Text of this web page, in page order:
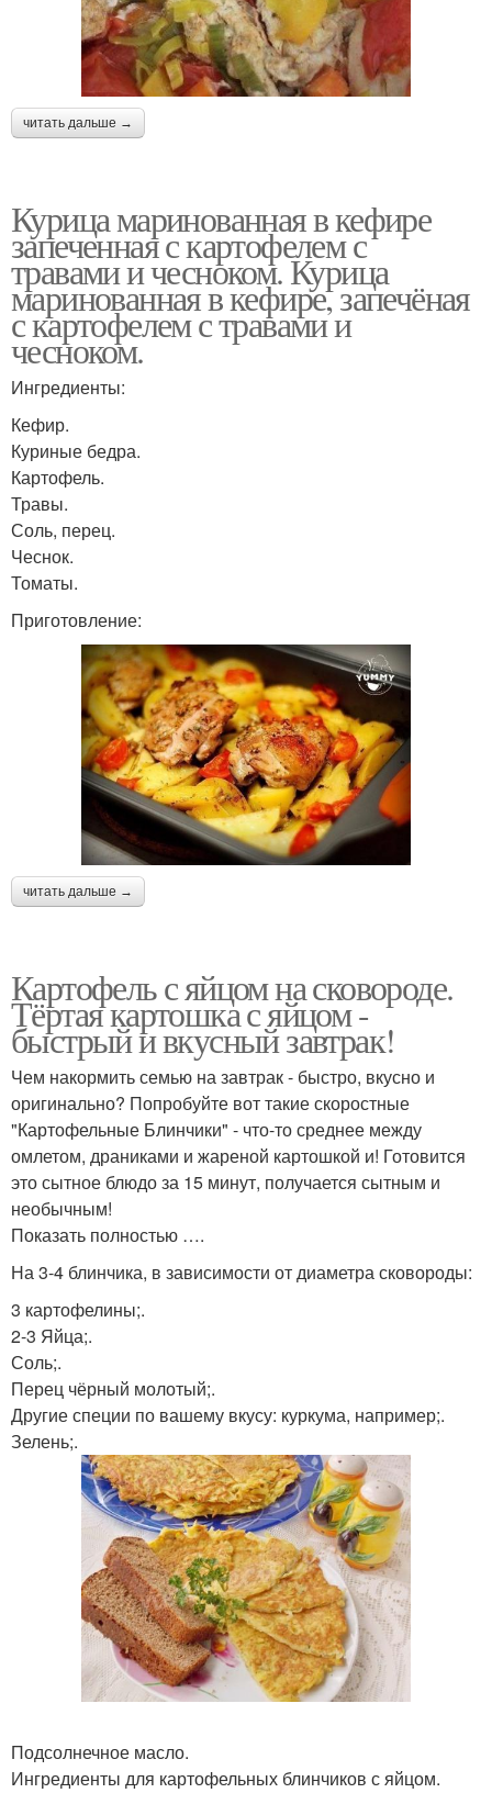
читать дальше →
Курица маринованная в кефире
запеченная с картофелем с
травами и чесноком. Курица
маринованная в кефире, запечёная
с картофелем с травами и
чесноком.
Ингредиенты:
Кефир.
Куриные бедра.
Картофель.
Травы.
Соль, перец.
Чеснок.
Томаты.
Приготовление:
читать дальше →
Картофель с яйцом на сковороде.
Тёртая картошка с яйцом -
быстрый и вкусный завтрак!
Чем накормить семью на завтрак - быстро, вкусно и
оригинально? Попробуйте вот такие скоростные
"Картофельные Блинчики" - что-то среднее между
омлетом, драниками и жареной картошкой и! Готовится
это сытное блюдо за 15 минут, получается сытным и
необычным!
Показать полностью ….
На 3-4 блинчика, в зависимости от диаметра сковороды:
3 картофелины;.
2-3 Яйца;.
Соль;.
Перец чёрный молотый;.
Другие специи по вашему вкусу: куркума, например;.
Зелень;.
Подсолнечное масло.
Ингредиенты для картофельных блинчиков с яйцом.